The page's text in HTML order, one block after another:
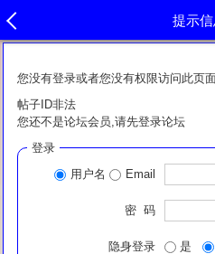
提示信
您没有登录或者您没有权限访问此页
帖子ID非法
您还不是论坛会员,请先登录论坛
登录
用户名
Email
密 码
隐身登录 是